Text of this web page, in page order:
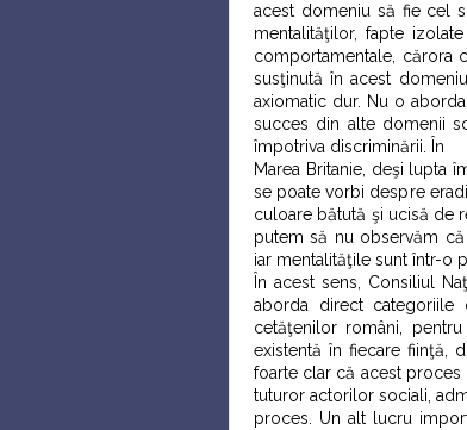
acest domeniu să fie cel
mentalităţilor, fapte
comportamentale, cărora
susţinută în acest
axiomatic dur. Nu o
succes din alte domenii
împotriva discriminării. În
Marea Britanie, deşi lupta
se poate vorbi despre
culoare bătută şi ucisă de
putem să nu observăm
iar mentalităţile sunt într-o
În acest sens, Consiliul
aborda direct categoriile
cetăţenilor români,
existentă în fiecare fiinţă,
foarte clar că acest proces
tuturor actorilor sociali,
proces. Un alt lucru